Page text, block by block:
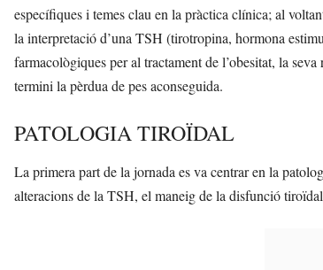
específiques i temes clau en la pràctica clínica; al
la interpretació d’una TSH (tirotropina, hormona
farmacològiques per al tractament de l’obesitat, la
termini la pèrdua de pes aconseguida.
PATOLOGIA TIROÏDAL
La primera part de la jornada es va centrar en la
alteracions de la TSH, el maneig de la disfunció